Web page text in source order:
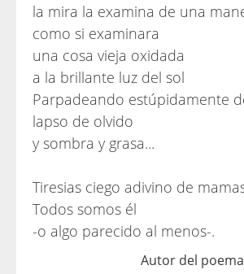
la mira la examina de una
como si examinara
una cosa vieja oxidada
a la brillante luz del sol
Parpadeando estúpidamente
lapso de olvido
y sombra y grasa...
Tiresias ciego adivino de
Todos somos él
-o algo parecido al menos-.
Autor del